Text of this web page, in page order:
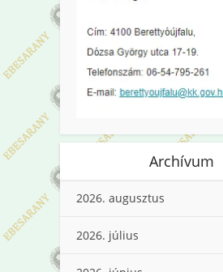
Archívum
2026. augusztus
2026. július